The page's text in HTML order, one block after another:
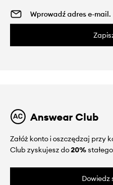
Answear Club
Załóż konto i oszczędzaj przy
Club zyskujesz do20%
Dowiedz